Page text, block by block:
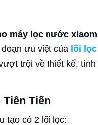
máy lọc nước
ưu việt của lõi
trội về thiết kế,
Tiến
tạo có 2 lõi lọc: